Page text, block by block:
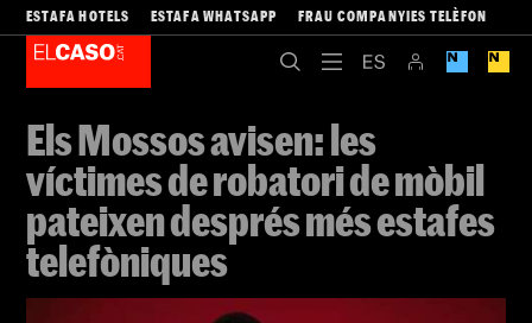
ESTAFA HOTELS ESTAFA WHATSAPP FRAU COMPANYIES TELÈFON
Els Mossos avisen: les
víctimes de robatori de mòbil
pateixen després més estafes
telefòniques